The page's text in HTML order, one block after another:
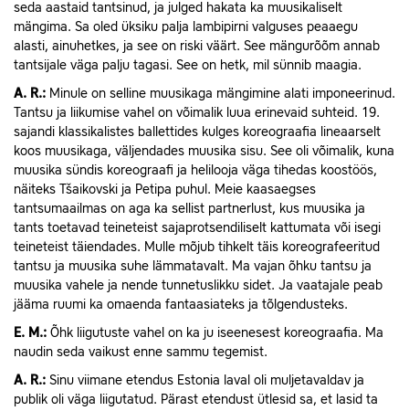
seda aastaid tantsinud, ja julged hakata ka muusikaliselt
mängima. Sa oled üksiku palja lambipirni valguses peaaegu
alasti, ainuhetkes, ja see on riski väärt. See mängurõõm annab
tantsijale väga palju tagasi. See on hetk, mil sünnib maagia.
A. R.: Minule on selline muusikaga mängimine alati imponeerinud.
Tantsu ja liikumise vahel on võimalik luua erinevaid suhteid. 19.
sajandi klassikalistes ballettides kulges koreograafia lineaarselt
koos muusikaga, väljendades muusika sisu. See oli võimalik, kuna
muusika sündis koreograafi ja helilooja väga tihedas koostöös,
näiteks Tšaikovski ja Petipa puhul. Meie kaasaegses
tantsumaailmas on aga ka sellist partnerlust, kus muusika ja
tants toetavad teineteist sajaprotsendiliselt kattumata või isegi
teineteist täiendades. Mulle mõjub tihkelt täis koreografeeritud
tantsu ja muusika suhe lämmatavalt. Ma vajan õhku tantsu ja
muusika vahele ja nende tunnetuslikku sidet. Ja vaatajale peab
jääma ruumi ka omaenda fantaasiateks ja tõlgendusteks.
E. M.: Õhk liigutuste vahel on ka ju iseenesest koreograafia. Ma
naudin seda vaikust enne sammu tegemist.
A. R.: Sinu viimane etendus Estonia laval oli muljetavaldav ja
publik oli väga liigutatud. Pärast etendust ütlesid sa, et lasid ta